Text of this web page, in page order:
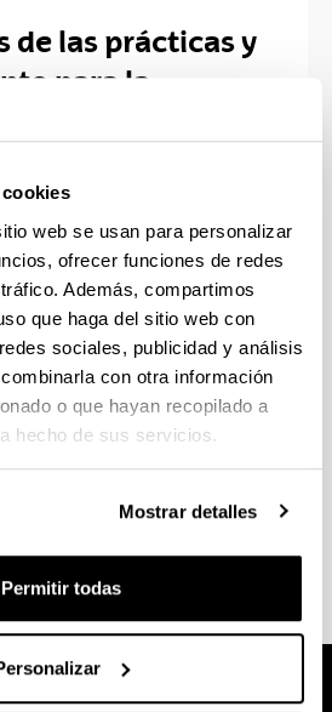
web se usan para personalizar
ofrecer funciones de redes
Además, compartimos
que haga del sitio web con
sociales, publicidad y análisis
con otra información
o que hayan recopilado a
hecho de sus servicios.
Mostrar detalles
Permitir todas
de las prácticas y
para la
laOrden ISM/386/2024
de convenios
Social, con el objetivo
de las cotizaciones por los
formativas y académicas
con anterioridad a la entrada en
Adicional Quincuagésima
de la Ley General de
aprobado mediante el Real
durante sus estudios en la